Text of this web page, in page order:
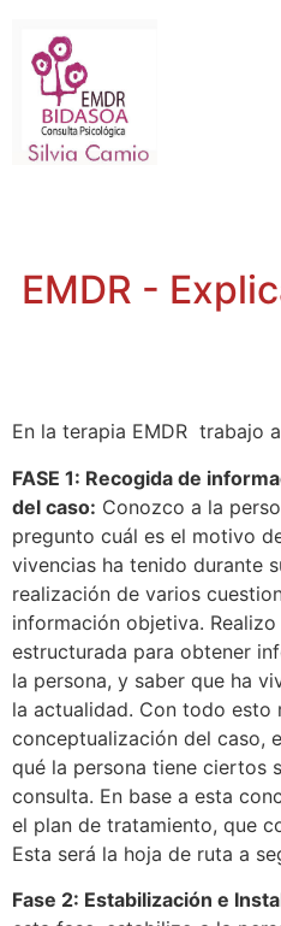
EMDR -
En la terapia EMDR trabajo
FASE 1: Recogida de
del caso: Conozco a la
pregunto cuál es el motivo
vivencias ha tenido durante
realización de varios
información objetiva.
estructurada para obtener
la persona, y saber que ha
la actualidad. Con todo esto
conceptualización del caso,
qué la persona tiene ciertos
consulta. En base a esta
el plan de tratamiento, que
Esta será la hoja de ruta a
Fase 2: Estabilización e